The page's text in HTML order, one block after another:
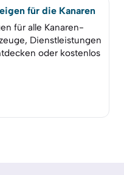
für die Kanaren
für alle Kanaren-
Dienstleistungen
oder kostenlos